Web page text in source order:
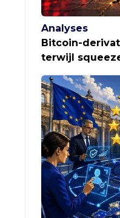
Analyses
Bitcoin-
terwijl